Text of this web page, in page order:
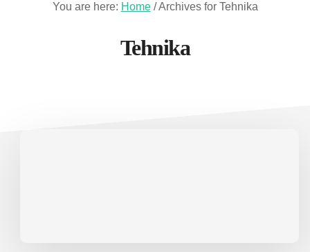
You are here: Home /Archives for Tehnika
Tehnika